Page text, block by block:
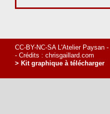
CC-BY-NC-SA L'Atelier Paysan -
- Crédits : chrisgaillard.com
> Kit graphique à télécharger